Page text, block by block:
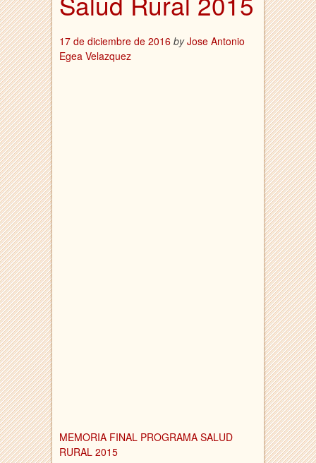
17 de diciembre de 2016 by Jose Antonio
Egea Velazquez
MEMORIA FINAL PROGRAMA SALUD
RURAL 2015